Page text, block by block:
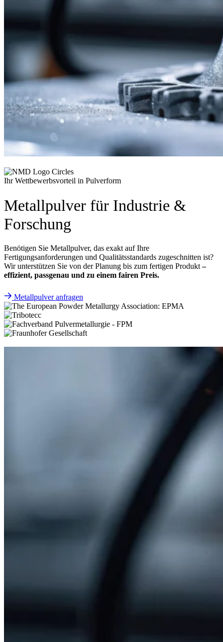
Ihr Wettbewerbsvorteil in Pulverform
Metallpulver für Industrie &
Forschung
Benötigen Sie Metallpulver, das exakt auf Ihre
Fertigungsanforderungen und Qualitätsstandards zugeschnitten ist?
Wir unterstützen Sie von der Planung bis zum fertigen Produkt–
effizient, passgenau und zu einem fairen Preis.
Metallpulver anfragen